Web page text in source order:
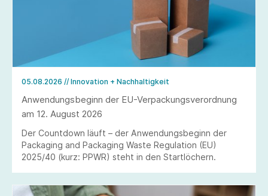
05.08.2026 // Innovation + Nachhaltigkeit
Anwendungsbeginn der EU-Verpackungsverordnung
am 12. August 2026
Der Countdown läuft – der Anwendungsbeginn der
Packaging and Packaging Waste Regulation (EU)
2025/40 (kurz: PPWR) steht in den Startlöchern.